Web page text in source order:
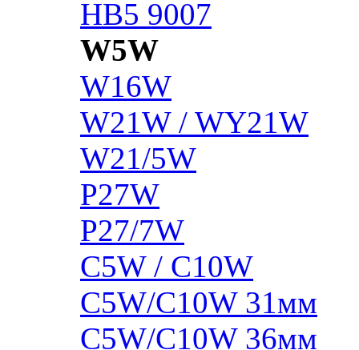
HB5 9007
W5W
W16W
W21W / WY21W
W21/5W
P27W
P27/7W
C5W / C10W
C5W/C10W 31мм
C5W/C10W 36мм